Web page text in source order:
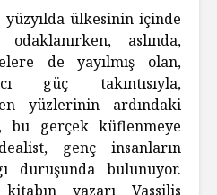
ülkesinin içinde
aslında,
de yayılmış olan,
güç takıntısıyla,
yüzlerinin ardındaki
bu gerçek küflenmeye
genç insanların
duruşunda bulunuyor.
yazarı Vassilis